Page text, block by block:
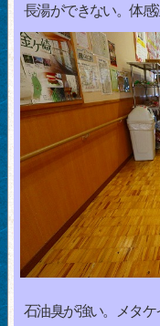
長湯ができない。体感
石油臭が強い。メタ